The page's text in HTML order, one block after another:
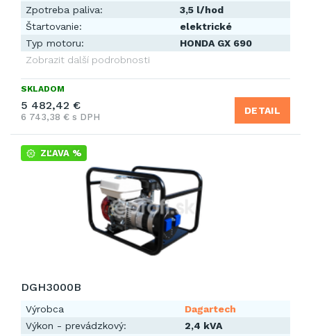
Zpotreba paliva:
3,5 l/hod
Štartovanie:
elektrické
Typ motoru:
HONDA GX 690
Zobrazit další podrobnosti
SKLADOM
5 482,42 €
6 743,38 € s DPH
DETAIL
ZĽAVA %
DGH3000B
Výrobca
Dagartech
Výkon - prevádzkový:
2,4 kVA